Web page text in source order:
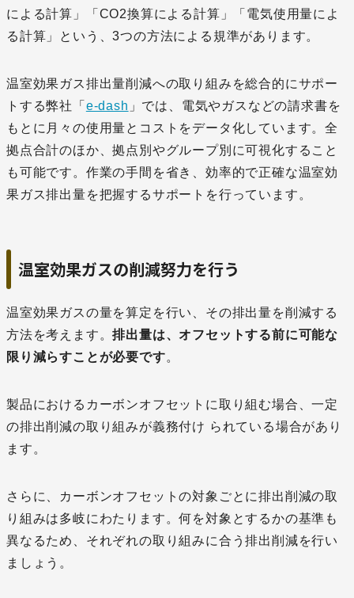
による計算」「CO2換算による計算」「電気使用量によ
る計算」という、3つの方法による規準があります。
温室効果ガス排出量削減への取り組みを総合的にサポー
トする弊社「 e-dash 」では、電気やガスなどの請求書を
もとに月々の使用量とコストをデータ化しています。全
拠点合計のほか、拠点別やグループ別に可視化すること
も可能です。作業の手間を省き、効率的で正確な温室効
果ガス排出量を把握するサポートを行っています。
温室効果ガスの削減努力を行う
温室効果ガスの量を算定を行い、その排出量を削減する
方法を考えます。排出量は、オフセットする前に可能な
限り減らすことが必要です。
製品におけるカーボンオフセットに取り組む場合、一定
の排出削減の取り組みが義務付け られている場合があり
ます。
さらに、カーボンオフセットの対象ごとに排出削減の取
り組みは多岐にわたります。何を対象とするかの基準も
異なるため、それぞれの取り組みに合う排出削減を行い
ましょう。